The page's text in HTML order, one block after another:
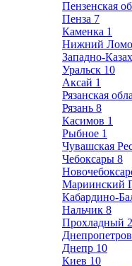
Пензенская
Пенза 7
Каменка 1
Нижний
Западно-
Уральск 10
Аксай 1
Рязанская
Рязань 8
Касимов 1
Рыбное 1
Чувашская
Чебоксары 8
Мариинский
Кабардино-
Нальчик 8
Прохладный 2
Днепр 10
Киев 10